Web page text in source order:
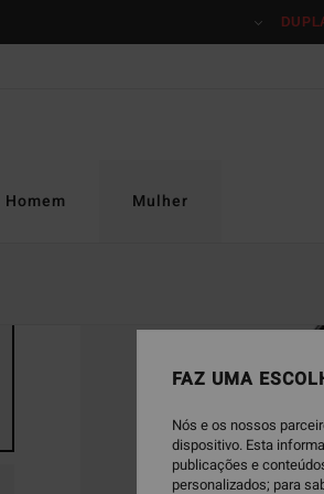
Homem Mulher
FAZ UMA
Nós e os nossos
dispositivo. Esta
publicações e
personalizados; para